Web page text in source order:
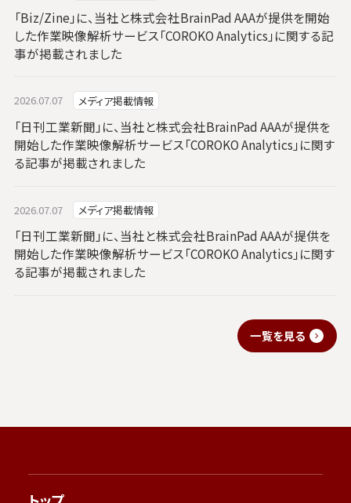
「Biz/Zine」に、当社と株式会社BrainPad AAAが提供を開始
した作業映像解析サービス「COROKO Analytics」に関する記
事が掲載されました
2026.07.07 メディア掲載情報
「日刊工業新聞」に、当社と株式会社BrainPad AAAが提供を
開始した作業映像解析サービス「COROKO Analytics」に関す
る記事が掲載されました
2026.07.07 メディア掲載情報
「日刊工業新聞」に、当社と株式会社BrainPad AAAが提供を
開始した作業映像解析サービス「COROKO Analytics」に関す
る記事が掲載されました
一覧を見る